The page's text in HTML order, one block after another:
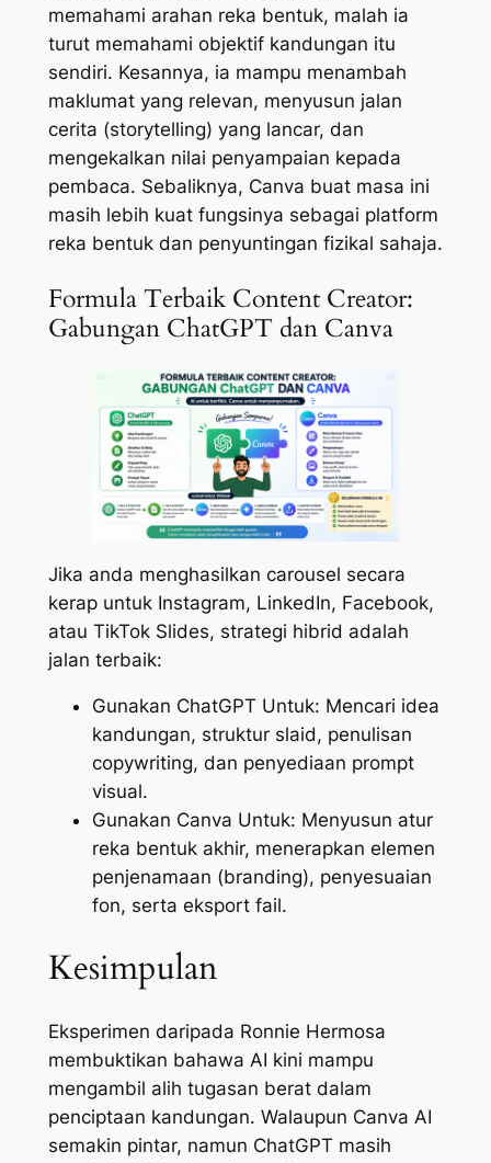
memahami arahan reka bentuk, malah ia
turut memahami objektif kandungan itu
sendiri. Kesannya, ia mampu menambah
maklumat yang relevan, menyusun jalan
cerita (storytelling) yang lancar, dan
mengekalkan nilai penyampaian kepada
pembaca. Sebaliknya, Canva buat masa ini
masih lebih kuat fungsinya sebagai platform
reka bentuk dan penyuntingan fizikal sahaja.
Formula Terbaik Content Creator:
Gabungan ChatGPT dan Canva
Jika anda menghasilkan carousel secara
kerap untuk Instagram, LinkedIn, Facebook,
atau TikTok Slides, strategi hibrid adalah
jalan terbaik:
Gunakan ChatGPT Untuk: Mencari idea
kandungan, struktur slaid, penulisan
copywriting, dan penyediaan prompt
visual.
Gunakan Canva Untuk: Menyusun atur
reka bentuk akhir, menerapkan elemen
penjenamaan (branding), penyesuaian
fon, serta eksport fail.
Kesimpulan
Eksperimen daripada Ronnie Hermosa
membuktikan bahawa AI kini mampu
mengambil alih tugasan berat dalam
penciptaan kandungan. Walaupun Canva AI
semakin pintar, namun ChatGPT masih